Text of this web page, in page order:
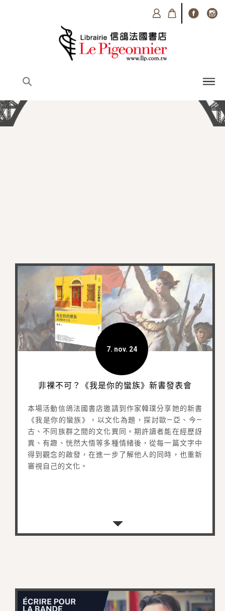
7. nov. 24
非裸不可？《我是你的蠻族》新書發表會
本場活動信鴿法國書店邀請到作家韓璞分享她的新書
《我是你的蠻族》，以文化為題，探討歐—亞、今—
古、不同族群之間的文化異同。期許讀者能在經歷訝
異、有趣、恍然大悟等多種情緒後，從每一篇文字中
得到觀念的啟發，在進一步了解他人的同時，也重新
審視自己的文化。